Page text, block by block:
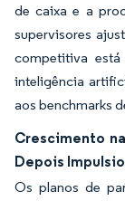
de caixa e a
supervisores
competitiva
inteligência
aos benchmarks
Crescimento
Depois
Os planos de